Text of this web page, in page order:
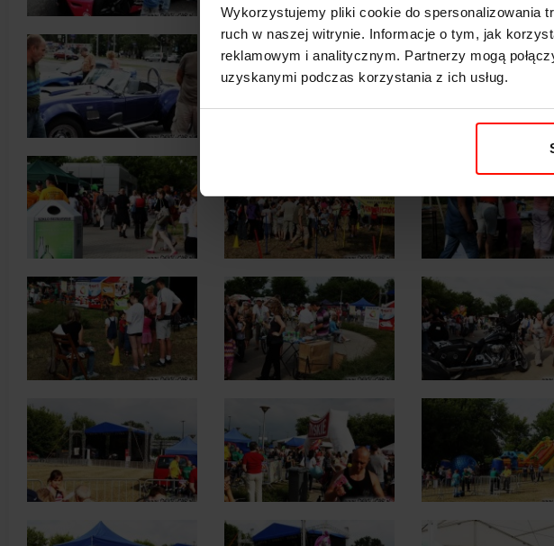
Wykorzystujemy pliki cookie do spersonalizowania
ruch w naszej witrynie. Informacje o tym, jak
reklamowym i analitycznym. Partnerzy mogą
uzyskanymi podczas korzystania z ich usług.